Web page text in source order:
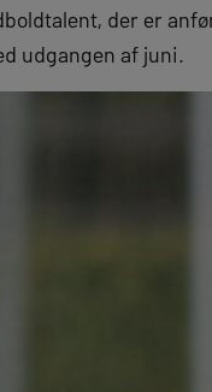
der er
udgangen af juni.